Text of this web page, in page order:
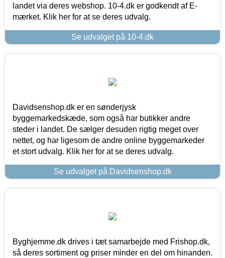
landet via deres webshop. 10-4.dk er godkendt af E-
mærket. Klik her for at se deres udvalg.
Se udvalget på 10-4.dk
Davidsenshop.dk er en sønderjysk
byggemarkedskæde, som også har butikker andre
steder i landet. De sælger desuden rigtig meget over
nettet, og har ligesom de andre online byggemarkeder
et stort udvalg. Klik her for at se deres udvalg.
Se udvalget på Davidsenshop.dk
Byghjemme.dk drives i tæt samarbejde med Frishop.dk,
så deres sortiment og priser minder en del om hinanden.